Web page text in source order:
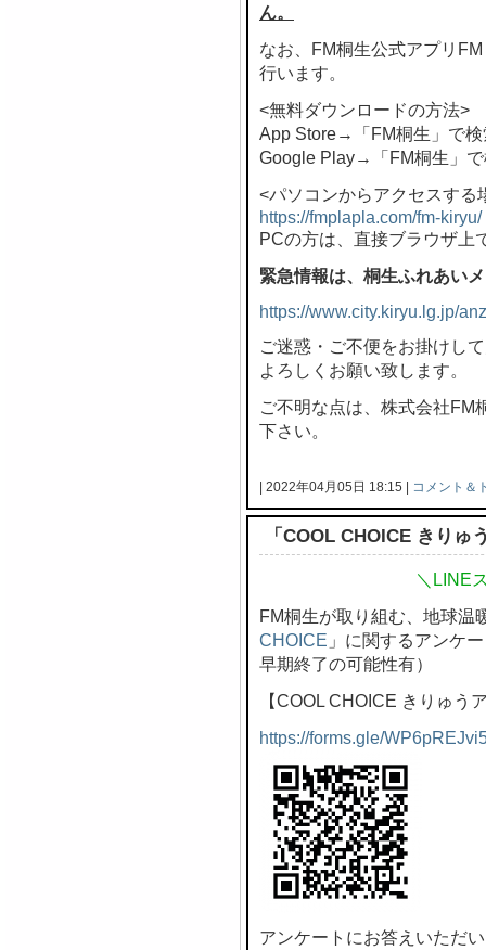
ん。
なお、FM桐生公式アプリ
行います。
<無料ダウンロードの方法>
App Store→「FM桐生」で検
Google Play→「FM桐生」
<パソコンからアクセスする
https://fmplapla.com/fm-kiryu/
PCの方は、直接ブラウザ上
緊急情報は、桐生ふれあい
https://www.city.kiryu.lg.jp/
ご迷惑・ご不便をお掛けし
よろしくお願い致します。
ご不明な点は、株式会社FM
下さい。
| 2022年04月05日 18:15 | コメント＆
「COOL CHOICE きり
＼LINE
FM桐生が取り組む、地球温
CHOICE 」に関するアンケ
早期終了の可能性有）
【COOL CHOICE きりゅう
https://forms.gle/
アンケートにお答えいただ